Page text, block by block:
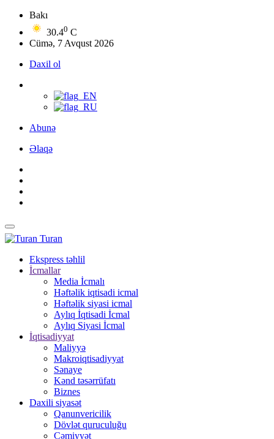
Bakı
30.40 C
Cümə, 7 Avqust 2026
Daxil ol
Abunə
Əlaqə
Turan
Ekspress təhlil
İcmallar
Media İcmalı
Həftəlik iqtisadi icmal
Həftəlik siyasi icmal
Aylıq İqtisadi İcmal
Aylıq Siyasi İcmal
İqtisadiyyat
Maliyyə
Makroiqtisadiyyat
Sənaye
Kənd təsərrüfatı
Biznes
Daxili siyasət
Qanunvericilik
Dövlət quruculuğu
Cəmiyyət